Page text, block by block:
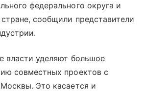
федерального округа и
сообщили представители
власти уделяют большое
совместных проектов с
Это касается и